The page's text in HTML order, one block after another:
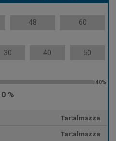
48 60
30 40 50
0 %
Tartalmazza
Tartalmazza